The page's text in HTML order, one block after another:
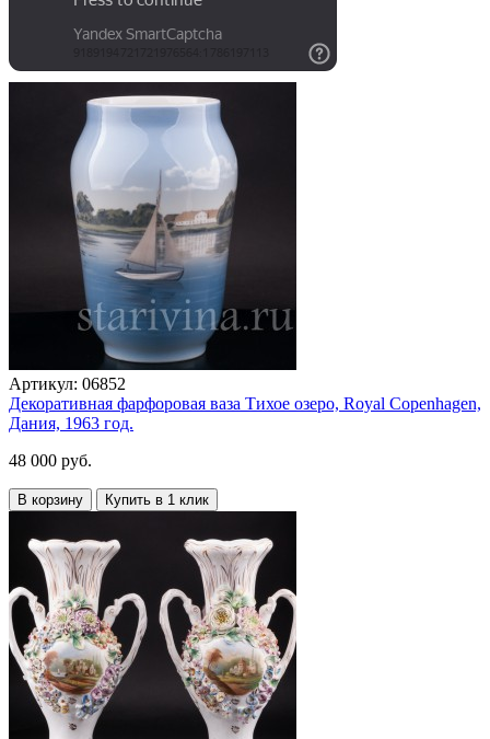
Артикул: 06852
Декоративная фарфоровая ваза Тихое озеро, Royal Copenhagen,
Дания, 1963 год.
48 000 руб.
В корзину Купить в 1 клик